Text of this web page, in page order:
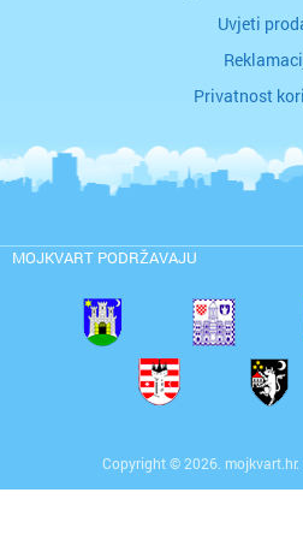
Uvjeti
Privatnost
MOJKVART PODRŽAVAJU
Copyright © 2026. mojkvart.hr.